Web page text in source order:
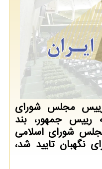
مجلس شورای
جمهور، بند
شورای اسلامی
نگهبان تایید شد،